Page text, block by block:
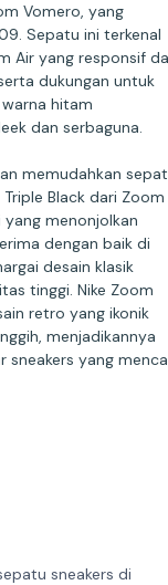
Vomero, yang
Sepatu ini terkenal
Air yang responsif
dukungan untuk
hitam
dan serbaguna.
memudahkan
Black dari Zoom
menonjolkan
dengan baik di
desain klasik
tinggi. Nike Zoom
retro yang ikonik
menjadikannya
sneakers yang
sneakers di